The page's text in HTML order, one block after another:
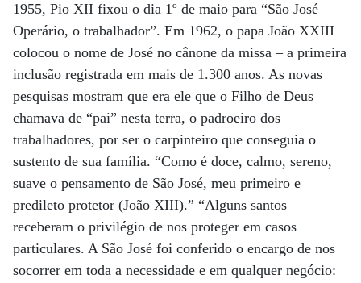
1955, Pio XII fixou o dia 1º de maio para “São José
Operário, o trabalhador”. Em 1962, o papa João XXIII
colocou o nome de José no cânone da missa – a primeira
inclusão registrada em mais de 1.300 anos. As novas
pesquisas mostram que era ele que o Filho de Deus
chamava de “pai” nesta terra, o padroeiro dos
trabalhadores, por ser o carpinteiro que conseguia o
sustento de sua família. “Como é doce, calmo, sereno,
suave o pensamento de São José, meu primeiro e
predileto protetor (João XIII).” “Alguns santos
receberam o privilégio de nos proteger em casos
particulares. A São José foi conferido o encargo de nos
socorrer em toda a necessidade e em qualquer negócio: